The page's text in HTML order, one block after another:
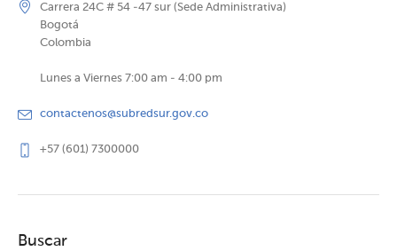
Carrera 24C # 54 -47 sur (Sede Administrativa)
Bogotá
Colombia
Lunes a Viernes 7:00 am - 4:00 pm
contactenos@subredsur.gov.co
+57 (601) 7300000
Buscar